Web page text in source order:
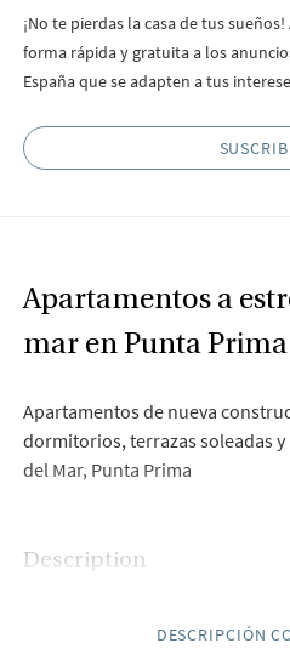
¡No te pierdas la casa de tus
forma rápida y gratuita a los
España que se adapten a tus
Apartamentos a
mar en Punta Prima
Apartamentos de nueva
dormitorios, terrazas soleadas
del Mar, Punta Prima
Description
DESCRIPCIÓN